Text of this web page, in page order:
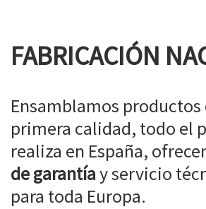
FABRICACIÓN
Ensamblamos
primera calidad, todo el
realiza en España,
de garantíay servicio
para toda Europa.